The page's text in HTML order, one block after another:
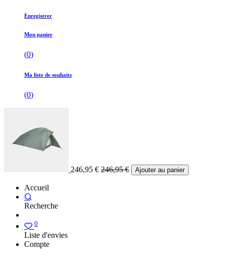
Enregistrer
Mon panier
(0)
Ma liste de souhaits
(0)
246,95 € 246,95€ Ajouter au panier
Accueil
Recherche
0
Liste d'envies
Compte